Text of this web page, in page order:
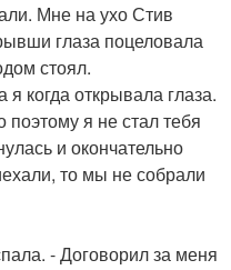
Мне на ухо Стив
глаза поцеловала
стоял.
когда открывала глаза.
я не стал тебя
и окончательно
то мы не собрали
- Договорил за меня